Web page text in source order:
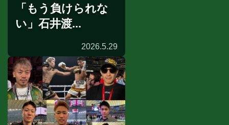
「もう負けられな
い」石井渡...
2026.5.29